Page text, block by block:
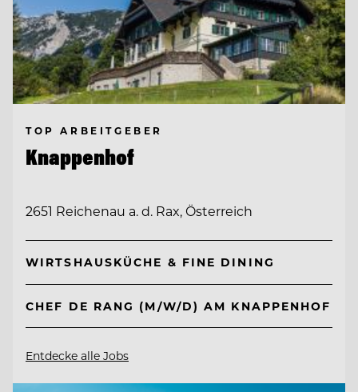
TOP ARBEITGEBER
Knappenhof
2651 Reichenau a. d. Rax, Österreich
WIRTSHAUSKÜCHE & FINE DINING
CHEF DE RANG (M/W/D) AM KNAPPENHOF
Entdecke alle Jobs